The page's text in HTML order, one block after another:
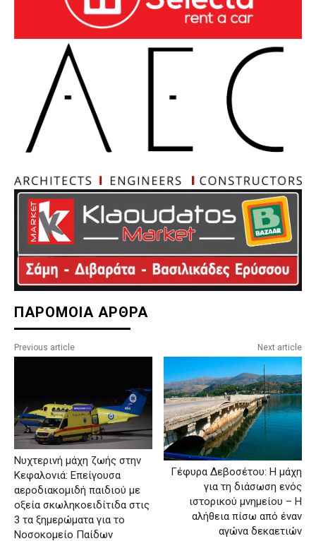
ΠΑΡΟΜΟΙΑ ΑΡΘΡΑ
Previous article
Νυχτερινή μάχη ζωής στην
Κεφαλονιά: Επείγουσα
αεροδιακομιδή παιδιού με
οξεία σκωληκοειδίτιδα στις
3 τα ξημερώματα για το
Νοσοκομείο Παίδων
Next article
Γέφυρα Δεβοσέτου: Η μάχη
για τη διάσωση ενός
ιστορικού μνημείου – Η
αλήθεια πίσω από έναν
αγώνα δεκαετιών